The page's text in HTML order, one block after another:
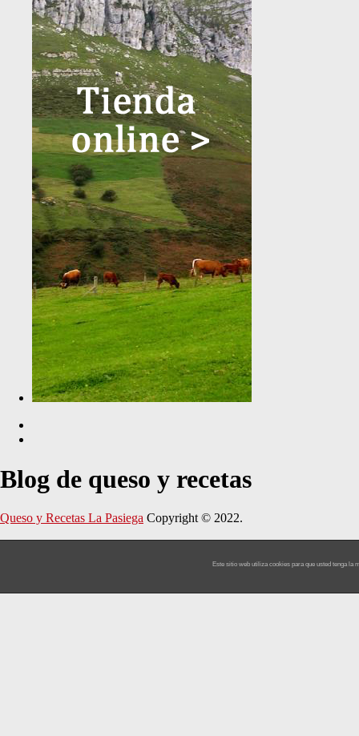
Blog de queso y recetas
Queso y Recetas La Pasiega Copyright © 2022.
Este sitio web utiliza cookies para que usted tenga la